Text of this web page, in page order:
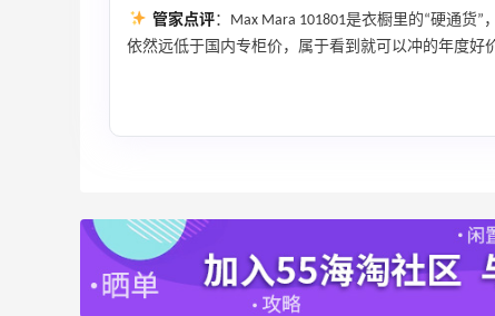
管家点评：Max Mara 101801是衣橱里的“硬通货
依然远低于国内专柜价，属于看到就可以冲的年度好
满$200享8.5折优惠+部分送好礼
Bloomingdales
最高2%返利
6073人成功下单
Biōkreativ